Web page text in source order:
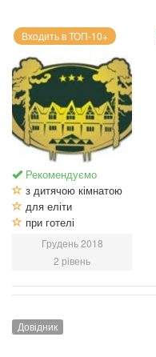
Входить в ТОП-10+
Рекомендуємо
з дитячою кімнатою
для еліти
при готелі
Грудень 2018
2 рівень
Довідник